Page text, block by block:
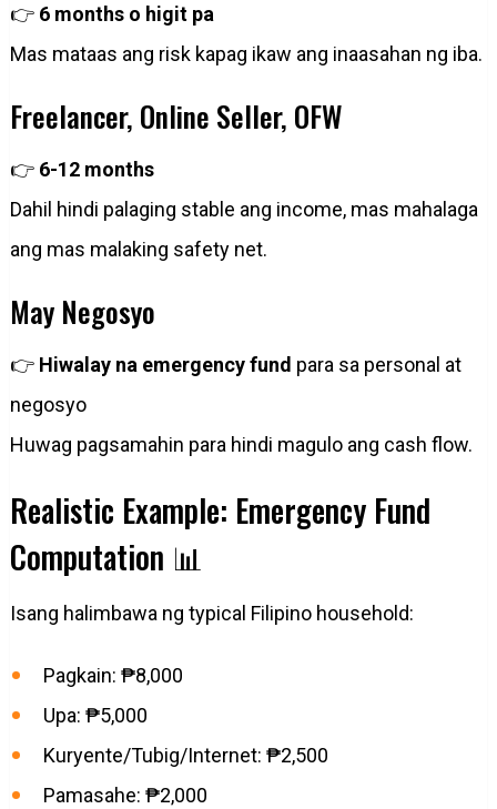
👉 6 months o higit pa
Mas mataas ang risk kapag ikaw ang inaasahan ng iba.
Freelancer, Online Seller, OFW
👉 6-12 months
Dahil hindi palaging stable ang income, mas mahalaga
ang mas malaking safety net.
May Negosyo
👉 Hiwalay na emergency fund para sa personal at
negosyo
Huwag pagsamahin para hindi magulo ang cash flow.
Realistic Example: Emergency Fund
Computation 📊
Isang halimbawa ng typical Filipino household:
Pagkain: ₱8,000
Upa: ₱5,000
Kuryente/Tubig/Internet: ₱2,500
Pamasahe: ₱2,000